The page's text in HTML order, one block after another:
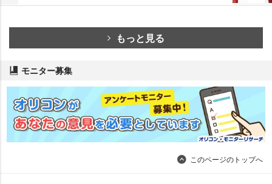
もっと見る
モニター募集
このページのトップへ